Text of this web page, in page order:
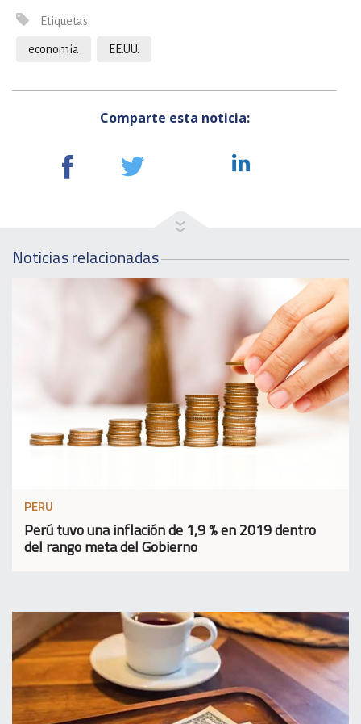
Etiquetas:
economia EE.UU.
Comparte esta noticia:
Noticias relacionadas
PERU
Perú tuvo una inflación de 1,9 % en 2019 dentro
del rango meta del Gobierno